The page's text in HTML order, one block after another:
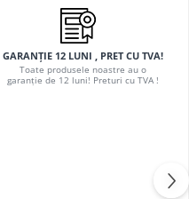
GARANȚIE 12 LUNI , PRET CU TVA!
Toate produsele noastre au o
garanție de 12 luni! Preturi cu TVA !